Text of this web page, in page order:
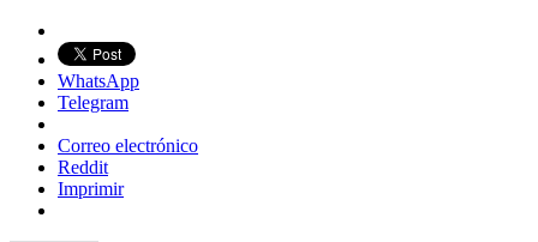
WhatsApp
Telegram
Correo electrónico
Reddit
Imprimir